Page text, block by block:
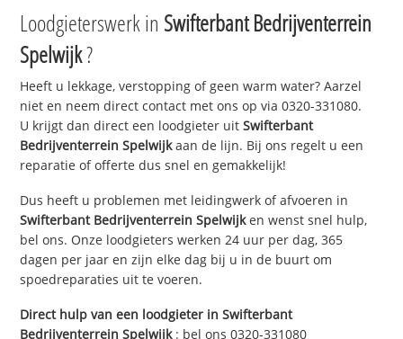
Loodgieterswerk in Swifterbant Bedrijventerrein
Spelwijk?
Heeft u lekkage, verstopping of geen warm water? Aarzel
niet en neem direct contact met ons op via 0320-331080.
U krijgt dan direct een loodgieter uitSwifterbant
Bedrijventerrein Spelwijkaan de lijn. Bij ons regelt u een
reparatie of offerte dus snel en gemakkelijk!
Dus heeft u problemen met leidingwerk of afvoeren in
Swifterbant Bedrijventerrein Spelwijken wenst snel hulp,
bel ons. Onze loodgieters werken 24 uur per dag, 365
dagen per jaar en zijn elke dag bij u in de buurt om
spoedreparaties uit te voeren.
Direct hulp van een loodgieter inSwifterbant
Bedrijventerrein Spelwijk : bel ons 0320-331080